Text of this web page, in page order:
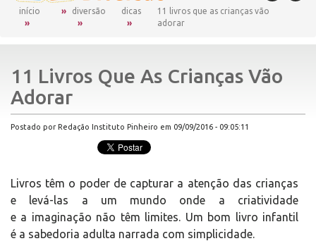
início diversão dicas
11 livros que as crianças vão
adorar
11 Livros Que As Crianças Vão
Adorar
Postado por Redação Instituto Pinheiro em 09/09/2016 - 09:05:11
Livros têm o poder de capturar a atenção das crianças
e levá-las a um mundo onde a criatividade
e a imaginação não têm limites. Um bom livro infantil
é a sabedoria adulta narrada com simplicidade.